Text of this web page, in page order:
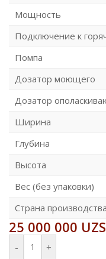
Мощность
Подключение к
Помпа
Дозатор моющего
Дозатор
Ширина
Глубина
Высота
Вес (без упаковки)
Страна производства
25 000 000 UZS
- +